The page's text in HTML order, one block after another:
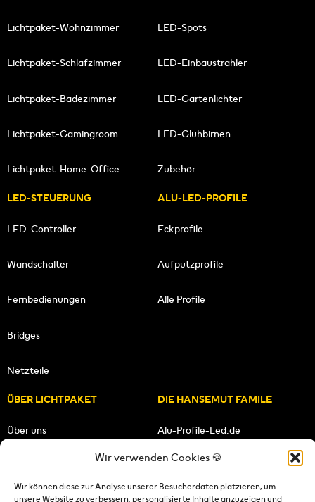
Wir verwenden Cookies 🍪
Wir können diese zur Analyse unserer Besucherdaten platzieren, um
unsere Website zu verbessern, personalisierte Inhalte anzuzeigen und
Lichtpaket-Wohnzimmer
Lichtpaket-Schlafzimmer
Lichtpaket-Badezimmer
Lichtpaket-Gamingroom
Lichtpaket-Home-Office
LED-Spots
LED-Einbaustrahler
LED-Gartenlichter
LED-Glühbirnen
Zubehör
LED-STEUERUNG
LED-Controller
Wandschalter
Fernbedienungen
Bridges
Netzteile
ALU-LED-PROFILE
Eckprofile
Aufputzprofile
Alle Profile
ÜBER LICHTPAKET
Über uns
DIE HANSEMUT FAMILE
Alu-Profile-Led.de
HANSEMUT.de